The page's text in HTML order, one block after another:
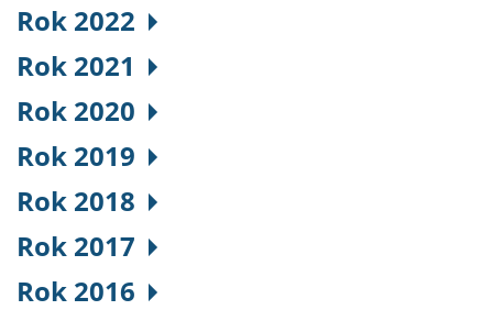
Rok 2022
Rok 2021
Rok 2020
Rok 2019
Rok 2018
Rok 2017
Rok 2016